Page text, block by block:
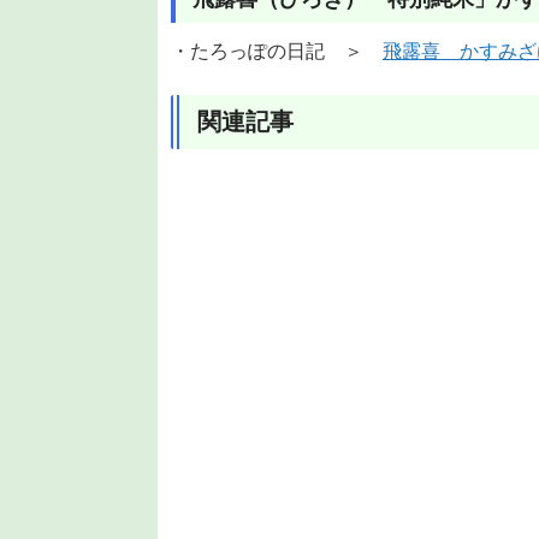
・たろっぽの日記 ＞ 飛露喜 かすみざ
関連記事